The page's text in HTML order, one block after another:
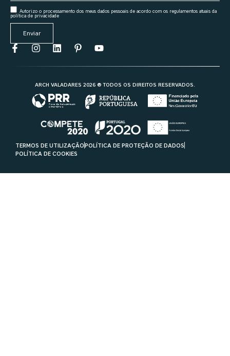
Autorizo o processamento dos meus dados pessoais de acordo com os regulamentos atuais da
política de privacidade
Enviar
ARCH VALADARES 2026 ® TODOS OS DIREITOS RESERVADOS.
TERMOS DE UTILIZAÇÃOPOLÍTICA DE PROTEÇÃO DE DADOS
POLÍTICA DE COOKIES